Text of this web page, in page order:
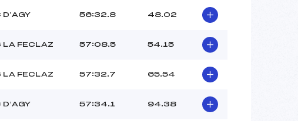
D’AGY 56:32.8 48.02
LA FECLAZ 57:08.5 54.15
LA FECLAZ 57:32.7 65.54
D’AGY 57:34.1 94.38